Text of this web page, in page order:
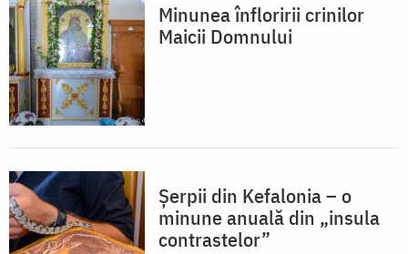
Minunea înfloririi crinilor
Maicii Domnului
Șerpii din Kefalonia – o
minune anuală din „insula
contrastelor”